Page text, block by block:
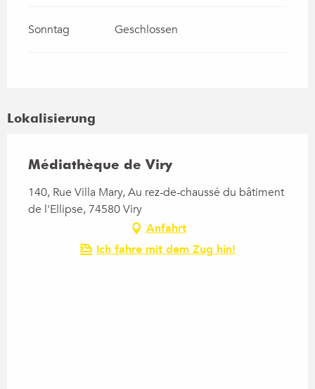
Sonntag Geschlossen
Lokalisierung
Médiathèque de Viry
140, Rue Villa Mary, Au rez-de-chaussé du bâtiment
de l'Ellipse, 74580 Viry
Anfahrt
Ich fahre mit dem Zug hin!